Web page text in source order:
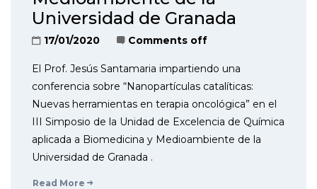
Universidad de Granada
17/01/2020 Comments off
El Prof. Jesús Santamaria impartiendo una
conferencia sobre “Nanopartículas catalíticas:
Nuevas herramientas en terapia oncológica” en el
III Simposio de la Unidad de Excelencia de Química
aplicada a Biomedicina y Medioambiente de la
Universidad de Granada .
Read More